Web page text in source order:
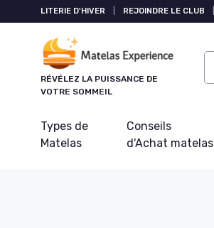
LITERIE D'HIVER REJOINDRE LE CLUB
RÉVÉLEZ LA PUISSANCE DE
VOTRE SOMMEIL
Types de
Matelas
Conseils
d'Achat matelas
Panneau de gestion des cookies